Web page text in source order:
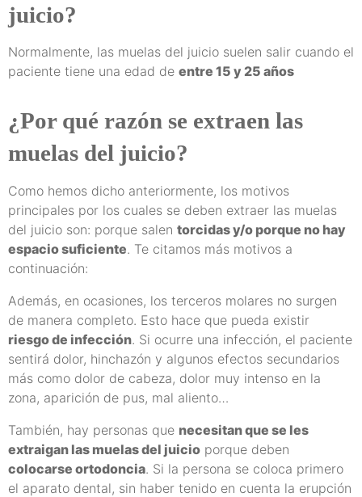
juicio?
Normalmente, las muelas del juicio suelen salir cuando el
paciente tiene una edad de entre 15 y 25 años
¿Por qué razón se extraen las
muelas del juicio?
Como hemos dicho anteriormente, los motivos
principales por los cuales se deben extraer las muelas
del juicio son: porque salen torcidas y/o porque no hay
espacio suficiente. Te citamos más motivos a
continuación:
Además, en ocasiones, los terceros molares no surgen
de manera completo. Esto hace que pueda existir
riesgo de infección. Si ocurre una infección, el paciente
sentirá dolor, hinchazón y algunos efectos secundarios
más como dolor de cabeza, dolor muy intenso en la
zona, aparición de pus, mal aliento…
También, hay personas que necesitan que se les
extraigan las muelas del juicio porque deben
colocarse ortodoncia. Si la persona se coloca primero
el aparato dental, sin haber tenido en cuenta la erupción